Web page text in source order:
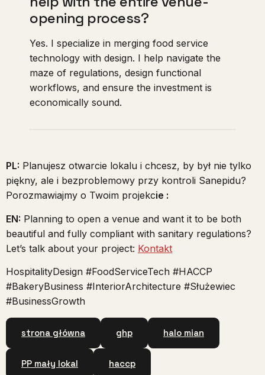
opening process?
Yes. I specialize in merging food service
technology with design. I help navigate the
maze of regulations, design functional
workflows, and ensure the investment is
economically sound.
PL: Planujesz otwarcie lokalu i chcesz, by był nie tylko
piękny, ale i bezproblemowy przy kontroli Sanepidu?
Porozmawiajmy o Twoim projekcie :
EN: Planning to open a venue and want it to be both
beautiful and fully compliant with sanitary regulations?
Let’s talk about your project: Kontakt
HospitalityDesign #FoodServiceTech #HACCP
#BakeryBusiness #InteriorArchitecture #Służewiec
#BusinessGrowth
strona główna ghp halo mian
PP mały lokal haccp